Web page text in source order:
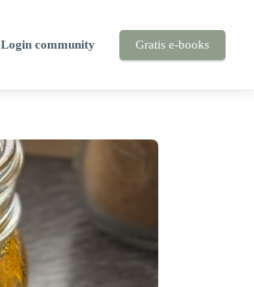
Login community Gratis e-books